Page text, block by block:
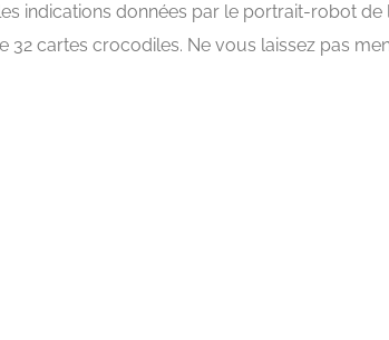
indications données par le portrait-robot
32 cartes crocodiles. Ne vous laissez pas